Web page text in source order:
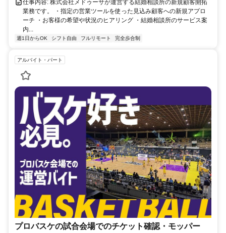
仕事内容: 株式会社メドゥーサが運営する結婚相談所の新規顧客開拓
業務です。 ・指定の営業ツールを使った見込み顧客への新規アプロ
ーチ ・お客様の希望や状況のヒアリング ・結婚相談所のサービス案
内...
週1日からOK シフト自由 フルリモート 完全歩合制
アルバイト・パート
プロバスケの試合会場でのチケット確認・モッパー